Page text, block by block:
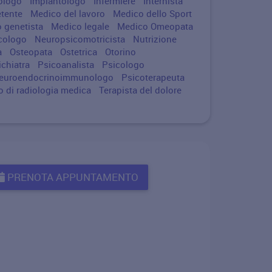
Medico del lavoro
Medico dello Sport
genetista
Medico legale
Medico Omeopata
Neuropsicomotricista
Nutrizione
Osteopata Ostetrica
Otorino
Psicoanalista
Psicologo
Psicoterapeuta
di radiologia medica
Terapista del dolore
PRENOTA APPUNTAMENTO